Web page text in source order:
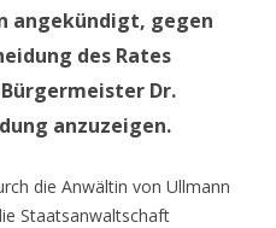
angekündigt, gegen
des Rates
Dr.
anzuzeigen.
die Anwältin von Ullmann
Staatsanwaltschaft